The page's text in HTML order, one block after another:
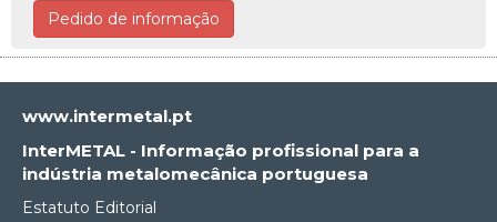
Pedido de informação
www.intermetal.pt
InterMETAL - Informação profissional para a
indústria metalomecânica portuguesa
Estatuto Editorial